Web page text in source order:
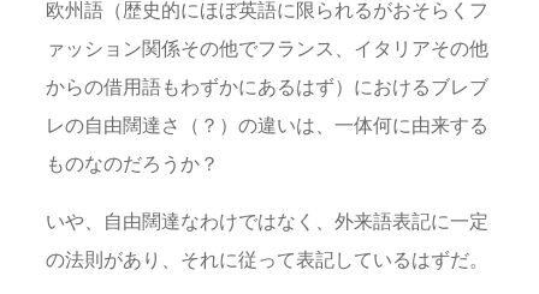
欧州語（歴史的にほぼ英語に限られるがおそらくフ
ァッション関係その他でフランス、イタリアその他
からの借用語もわずかにあるはず）におけるブレブ
レの自由闊達さ（？）の違いは、一体何に由来する
ものなのだろうか？
いや、自由闊達なわけではなく、外来語表記に一定
の法則があり、それに従って表記しているはずだ。